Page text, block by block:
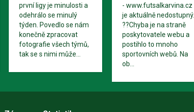
první ligy je minulosti a
odehrálo se minulý
týden. Povedlo se nám
konečně zpracovat
fotografie všech týmů,
tak se s nimi může...
- www.futsalkarvina.cz
je aktuálně nedostupný.
??Chyba je na straně
poskytovatele webu a
postihlo to mnoho
sportovních webů. Na
ob...